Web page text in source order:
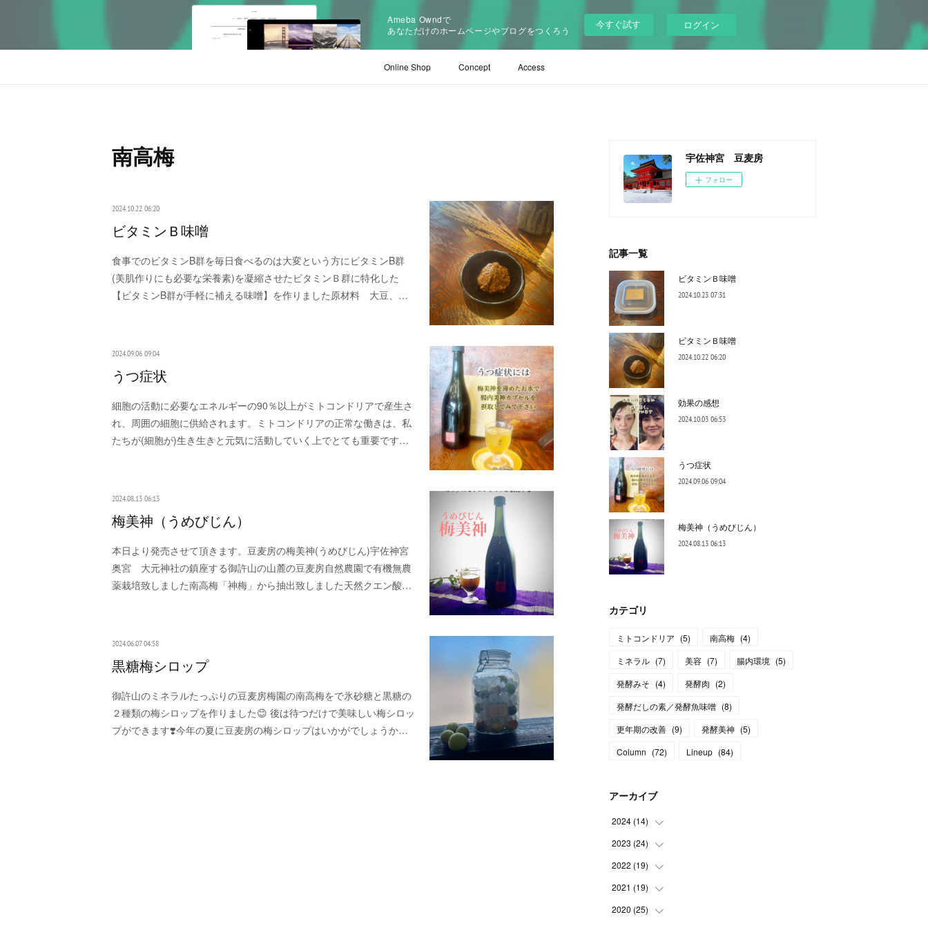
Ameba Owndで
あなただけのホームページやブログをつくろう
今すぐ試す ログイン
Online Shop Concept Access
南高梅
2024.10.22 06:20
ビタミンＢ味噌
食事でのビタミンB群を毎日食べるのは大変という方にビタミンB群
(美肌作りにも必要な栄養素)を凝縮させたビタミンＢ群に特化した
【ビタミンB群が手軽に補える味噌】を作りました原材料 大豆、…
2024.09.06 09:04
うつ症状
細胞の活動に必要なエネルギーの90％以上がミトコンドリアで産生さ
れ、周囲の細胞に供給されます。ミトコンドリアの正常な働きは、私
たちが(細胞が)生き生きと元気に活動していく上でとても重要です…
2024.08.13 06:13
梅美神（うめびじん）
本日より発売させて頂きます。豆麦房の梅美神(うめびじん)宇佐神宮
奥宮 大元神社の鎮座する御許山の山麓の豆麦房自然農園で有機無農
薬栽培致しました南高梅「神梅」から抽出致しました天然クエン酸…
2024.06.07 04:58
黒糖梅シロップ
御許山のミネラルたっぷりの豆麦房梅園の南高梅をで氷砂糖と黒糖の
２種類の梅シロップを作りました😊 後は待つだけで美味しい梅シロッ
プができます❣️今年の夏に豆麦房の梅シロップはいかがでしょうか…
宇佐神宮 豆麦房
フォロー
記事一覧
ビタミンＢ味噌
2024.10.23 07:31
ビタミンＢ味噌
2024.10.22 06:20
効果の感想
2024.10.03 06:53
うつ症状
2024.09.06 09:04
梅美神（うめびじん）
2024.08.13 06:13
カテゴリ
ミトコンドリア (5) 南高梅 (4)
ミネラル (7) 美容 (7) 腸内環境 (5)
発酵みそ (4) 発酵肉 (2)
発酵だしの素／発酵魚味噌 (8)
更年期の改善 (9) 発酵美神 (5)
Column (72) Lineup (84)
アーカイブ
2024 (14)
(3
(1
(1
(1
2023 (24)
(13
)
(1
(2
2022 (19)
(1
(2
2021 (19)
(1
2020 (25)